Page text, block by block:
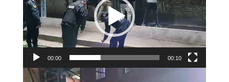
00:00 00:10
Reproductor